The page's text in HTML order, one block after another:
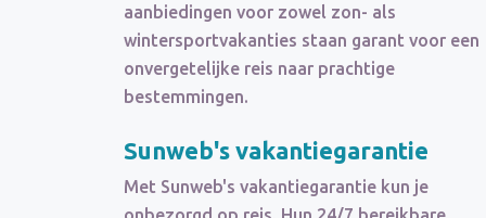
aanbiedingen voor zowel zon- als
wintersportvakanties staan garant voor een
onvergetelijke reis naar prachtige
bestemmingen.
Sunweb's vakantiegarantie
Met Sunweb's vakantiegarantie kun je